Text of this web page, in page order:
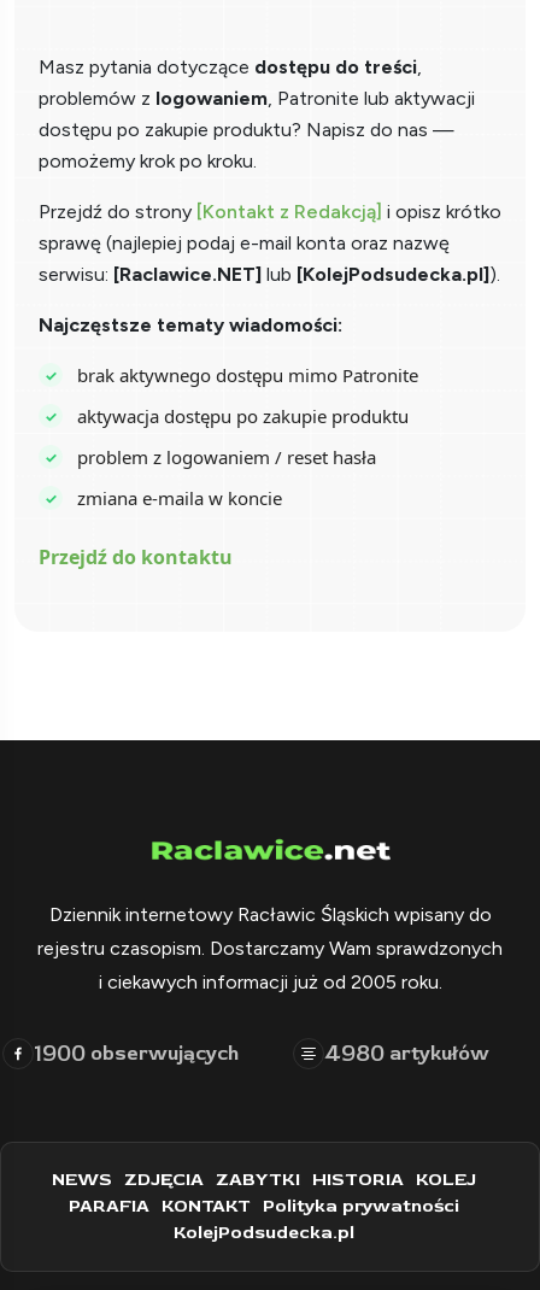
Masz pytania dotyczące dostępu do treści,
problemów z logowaniem, Patronite lub aktywacji
dostępu po zakupie produktu? Napisz do nas —
pomożemy krok po kroku.
Przejdź do strony [Kontakt z Redakcją] i opisz krótko
sprawę (najlepiej podaj e-mail konta oraz nazwę
serwisu: [Raclawice.NET] lub [KolejPodsudecka.pl]).
Najczęstsze tematy wiadomości:
brak aktywnego dostępu mimo Patronite
aktywacja dostępu po zakupie produktu
problem z logowaniem / reset hasła
zmiana e-maila w koncie
Przejdź do kontaktu
Dziennik internetowy Racławic Śląskich wpisany do
rejestru czasopism. Dostarczamy Wam sprawdzonych
i ciekawych informacji już od 2005 roku.
1900 obserwujących 4980 artykułów
NEWS ZDJĘCIA ZABYTKI HISTORIA KOLEJ
PARAFIA KONTAKT Polityka prywatności
KolejPodsudecka.pl